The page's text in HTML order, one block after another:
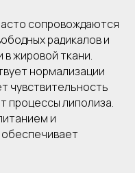
сопровождаются
радикалов и
жировой ткани.
нормализации
чувствительность
процессы липолиза.
и